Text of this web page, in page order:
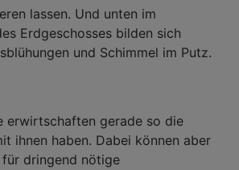
lassen. Und unten im
Erdgeschosses bilden sich
und Schimmel im Putz.
erwirtschaften gerade so die
ihnen haben. Dabei können aber
für dringend nötige